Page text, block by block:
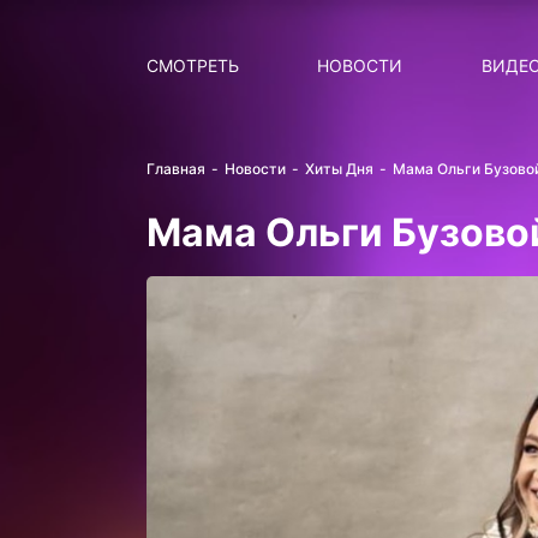
СМОТРЕТЬ НОВОСТИ
Главная Новости Хиты Дня Мама Ольги
Мама Ольги